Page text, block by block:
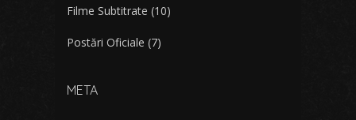
Filme Subtitrate (10)
Postări Oficiale (7)
META